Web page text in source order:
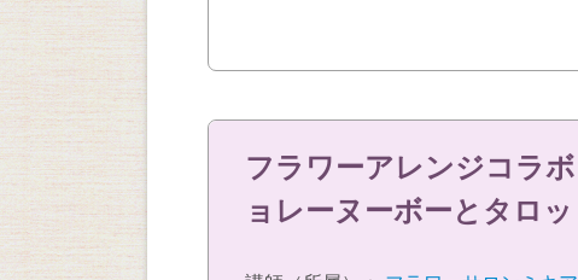
フラワーアレンジコラ
ョレーヌーボーとタロ